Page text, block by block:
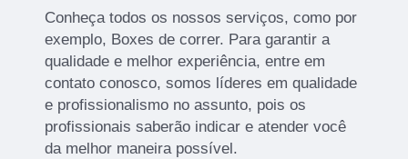
Conheça todos os nossos serviços, como por
exemplo, Boxes de correr. Para garantir a
qualidade e melhor experiência, entre em
contato conosco, somos líderes em qualidade
e profissionalismo no assunto, pois os
profissionais saberão indicar e atender você
da melhor maneira possível.